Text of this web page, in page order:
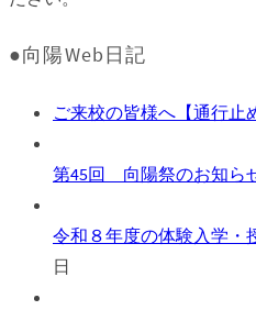
●向陽Web日記
ご来校の皆様へ【通行止
第45回 向陽祭のお知ら
令和８年度の体験入学・
日